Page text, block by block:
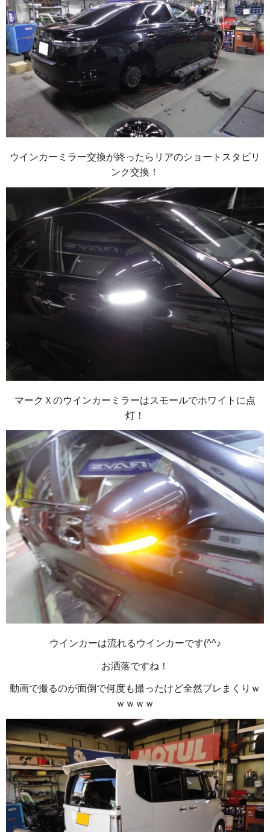
ウインカーミラー交換が終ったらリアのショートスタビリ
ンク交換！
マークＸのウインカーミラーはスモールでホワイトに点
灯！
ウインカーは流れるウインカーです(^^♪
お洒落ですね！
動画で撮るのが面倒で何度も撮ったけど全然ブレまくりｗ
ｗｗｗｗ